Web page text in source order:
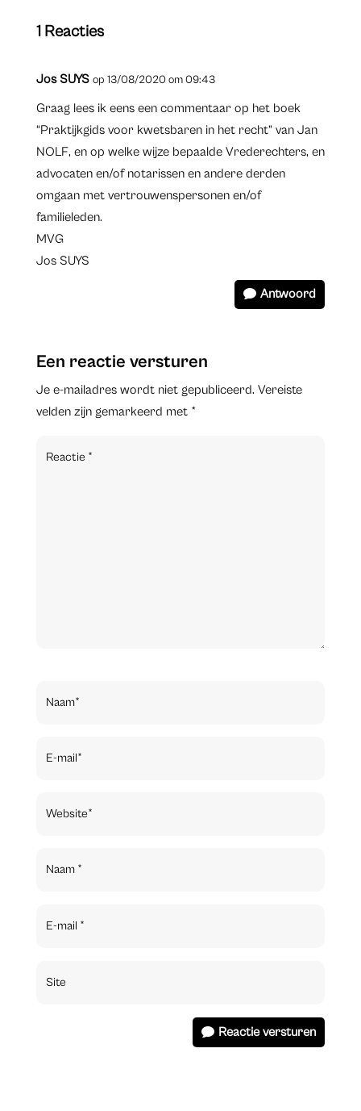
1 Reacties
Jos SUYS op 13/08/2020 om 09:43
Graag lees ik eens een commentaar op het boek
“Praktijkgids voor kwetsbaren in het recht” van Jan
NOLF, en op welke wijze bepaalde Vrederechters, en
advocaten en/of notarissen en andere derden
omgaan met vertrouwenspersonen en/of
familieleden.
MVG
Jos SUYS
Antwoord
Een reactie versturen
Je e-mailadres wordt niet gepubliceerd. Vereiste
velden zijn gemarkeerd met *
Reactie versturen